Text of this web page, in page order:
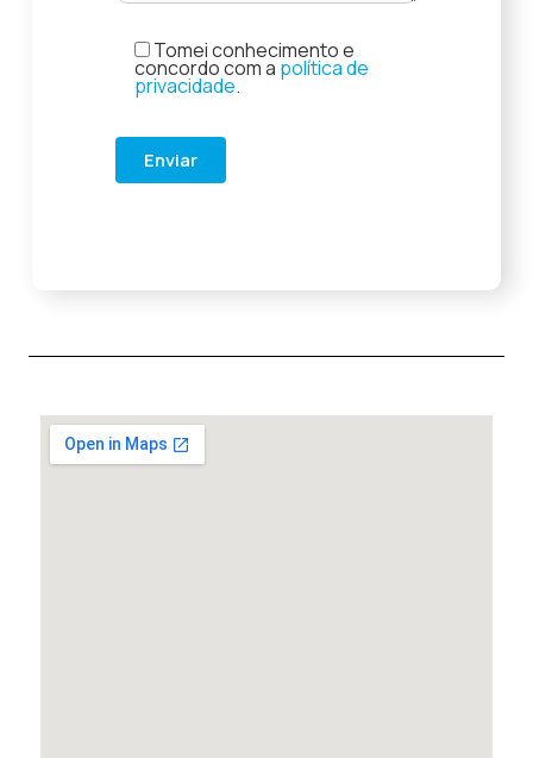
Tomei conhecimento e
concordo com a política de
privacidade.